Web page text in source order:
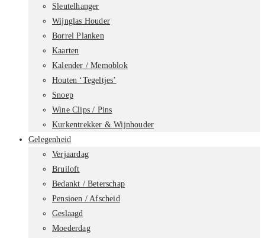
Sleutelhanger
Wijnglas Houder
Borrel Planken
Kaarten
Kalender / Memoblok
Houten ‘Tegeltjes’
Snoep
Wine Clips / Pins
Kurkentrekker & Wijnhouder
Gelegenheid
Verjaardag
Bruiloft
Bedankt / Beterschap
Pensioen / Afscheid
Geslaagd
Moederdag